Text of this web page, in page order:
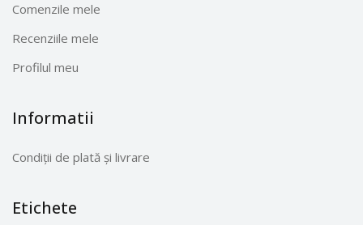
Comenzile mele
Recenziile mele
Profilul meu
Informatii
Condiții de plată și livrare
Etichete